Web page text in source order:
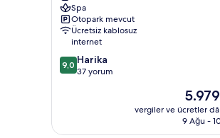
Spa
Otopark mevcut
Ücretsiz kablosuz
internet
10
üzerinden
9,0 Harika
37 yorum
Güncel
fiyat:
5.979 TL
vergiler ve ücretler
9 Ağu -